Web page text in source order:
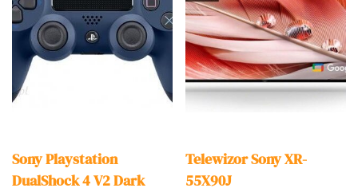
Sony Playstation
DualShock 4 V2 Dark
Telewizor Sony XR-
55X90J